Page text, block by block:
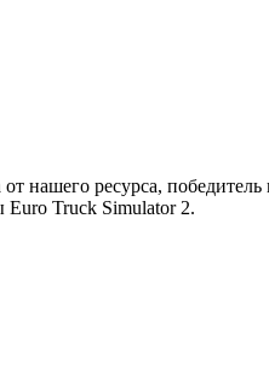
нашего ресурса,
Euro Truck Simulator 2.